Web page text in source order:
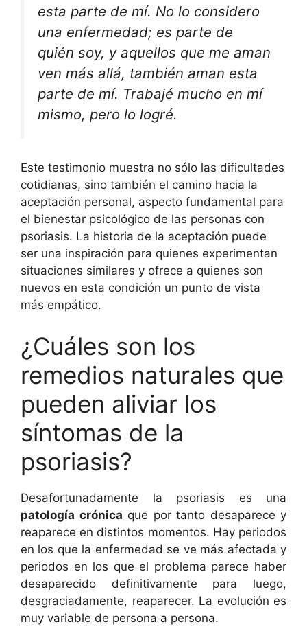
esta parte de mí. No lo considero
una enfermedad; es parte de
quién soy, y aquellos que me aman
ven más allá, también aman esta
parte de mí. Trabajé mucho en mí
mismo, pero lo logré.
Este testimonio muestra no sólo las dificultades
cotidianas, sino también el camino hacia la
aceptación personal, aspecto fundamental para
el bienestar psicológico de las personas con
psoriasis. La historia de la aceptación puede
ser una inspiración para quienes experimentan
situaciones similares y ofrece a quienes son
nuevos en esta condición un punto de vista
más empático.
¿Cuáles son los
remedios naturales que
pueden aliviar los
síntomas de la
psoriasis?
Desafortunadamente la psoriasis es una
patología crónica que por tanto desaparece y
reaparece en distintos momentos. Hay periodos
en los que la enfermedad se ve más afectada y
periodos en los que el problema parece haber
desaparecido definitivamente para luego,
desgraciadamente, reaparecer. La evolución es
muy variable de persona a persona.